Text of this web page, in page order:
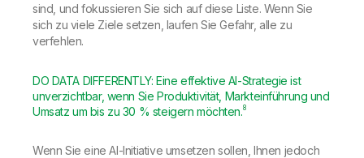
sind, und fokussieren Sie sich auf diese Liste. Wenn Sie
sich zu viele Ziele setzen, laufen Sie Gefahr, alle zu
verfehlen.
DO DATA DIFFERENTLY: Eine effektive AI-Strategie ist
unverzichtbar, wenn Sie Produktivität, Markteinführung und
Umsatz um bis zu 30 % steigern möchten.8
Wenn Sie eine AI-Initiative umsetzen sollen, Ihnen jedoch